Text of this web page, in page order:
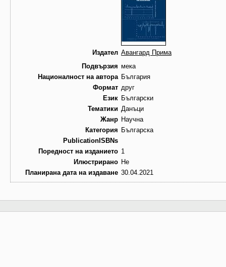
Издател Авангард Прима
Подвързия мека
Националност на автора България
Формат друг
Език Български
Тематики Данъци
Жанр Научна
Категория Българска
PublicationISBNs
Поредност на изданието 1
Илюстрирано Не
Планирана дата на издаване 30.04.2021